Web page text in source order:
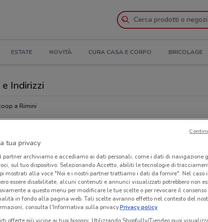
ESTATE NOVITÀ CURA CASA E CORPO BRICOLAGE
Indirizzi
a Rimini
tua privacy
partner archiviamo e accediamo ai dati personali, come i dati di navigazione
sul tuo dispositivo. Selezionando Accetto, abiliti le tecnologie di
mostrati alla voce "Noi e i nostri partner trattiamo i dati da fornire". Nel caso
essere disabilitate, alcuni contenuti e annunci visualizzati potrebbero non
a questo menu per modificare le tue scelte o per revocare il
in fondo alla pagina web. Tali scelte avranno effetto nel contesto del
consulta l'Informativa sulla privacy.Privacy policy